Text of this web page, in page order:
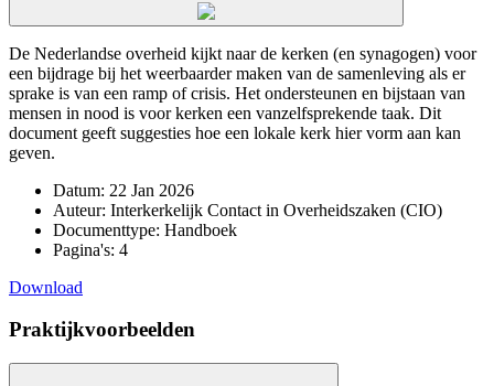
De Nederlandse overheid kijkt naar de kerken (en synagogen) voor
een bijdrage bij het weerbaarder maken van de samenleving als er
sprake is van een ramp of crisis. Het ondersteunen en bijstaan van
mensen in nood is voor kerken een vanzelfsprekende taak. Dit
document geeft suggesties hoe een lokale kerk hier vorm aan kan
geven.
Datum: 22 Jan 2026
Auteur: Interkerkelijk Contact in Overheidszaken (CIO)
Documenttype: Handboek
Pagina's: 4
Download
Praktijkvoorbeelden